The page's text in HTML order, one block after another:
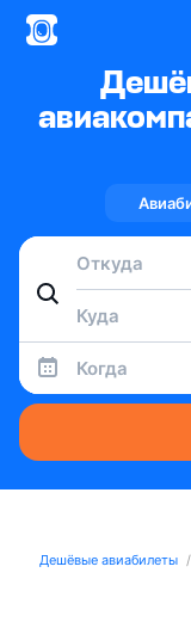
Когда
Дешёвые авиабилеты